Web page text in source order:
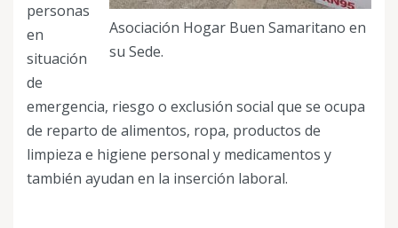
Asociación Hogar Buen Samaritano en
su Sede.
personas
en
situación
de
emergencia, riesgo o exclusión social que se ocupa
de reparto de alimentos, ropa, productos de
limpieza e higiene personal y medicamentos y
también ayudan en la inserción laboral.